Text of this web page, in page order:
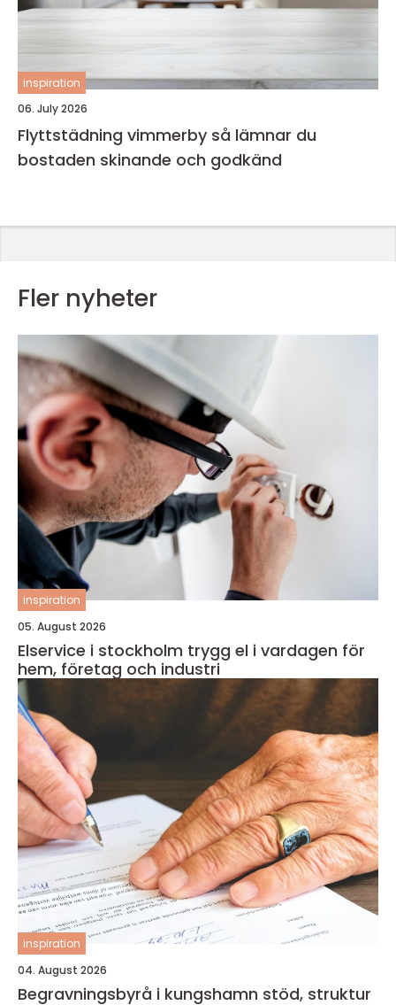
inspiration
06. July 2026
Flyttstädning vimmerby så lämnar du
bostaden skinande och godkänd
Fler nyheter
inspiration
05. August 2026
Elservice i stockholm trygg el i vardagen för
hem, företag och industri
inspiration
04. August 2026
Begravningsbyrå i kungshamn stöd, struktur